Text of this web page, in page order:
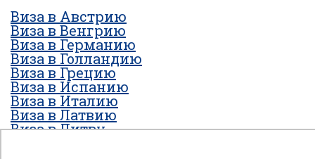
Виза в Австрию
Виза в Венгрию
Виза в Германию
Виза в Голландию
Виза в Грецию
Виза в Испанию
Виза в Италию
Виза в Латвию
Виза в Литву